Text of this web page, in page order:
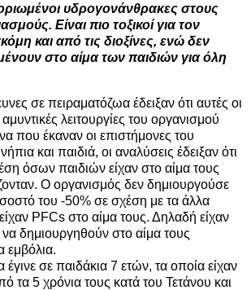
υδρογονάνθρακες στους
Είναι πιο τοξικοί για τον
και από τις διοξίνες, ενώ δεν
στο αίμα των παιδιών για όλη
σε πειραματόζωα έδειξαν ότι αυτές οι
λειτουργίες του οργανισμού
που έκαναν οι επιστήμονες του
και παιδιά, οι αναλύσεις έδειξαν ότι
όσων παιδιών είχαν στο αίμα τους
Ο οργανισμός δεν δημιουργούσε
του -50% σε σχέση με τα άλλα
PFCs στο αίμα τους. Δηλαδή είχαν
να δημιουργηθούν στο αίμα τους
εμβόλια.
έγινε σε παιδάκια 7 ετών, τα οποία είχαν
τα 5 χρόνια τους κατά του Τετάνου και